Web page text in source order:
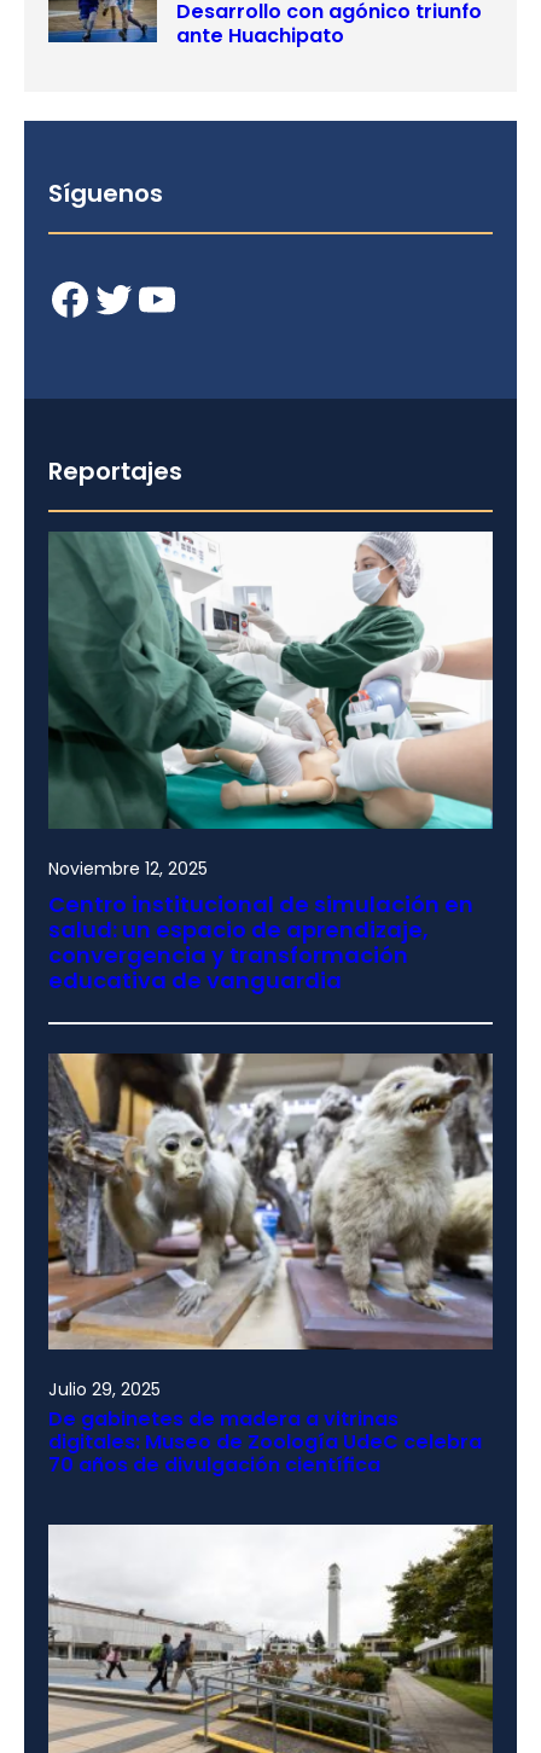
Desarrollo con agónico triunfo
ante Huachipato
Síguenos
Facebook Twitter YouTube
Reportajes
Noviembre 12, 2025
Centro institucional de simulación en
salud: un espacio de aprendizaje,
convergencia y transformación
educativa de vanguardia
Julio 29, 2025
De gabinetes de madera a vitrinas
digitales: Museo de Zoología UdeC celebra
70 años de divulgación científica